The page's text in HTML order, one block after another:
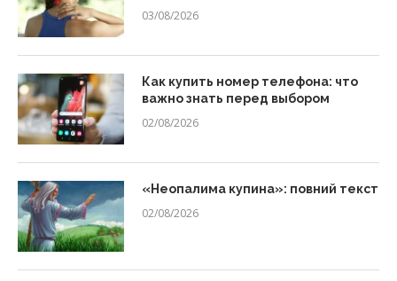
03/08/2026
Как купить номер телефона: что
важно знать перед выбором
02/08/2026
«Неопалима купина»: повний текст
02/08/2026